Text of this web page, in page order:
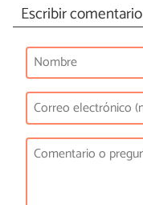
Escribir comentario